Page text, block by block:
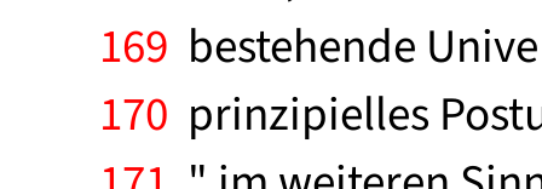
169 bestehende
170 prinzipielles